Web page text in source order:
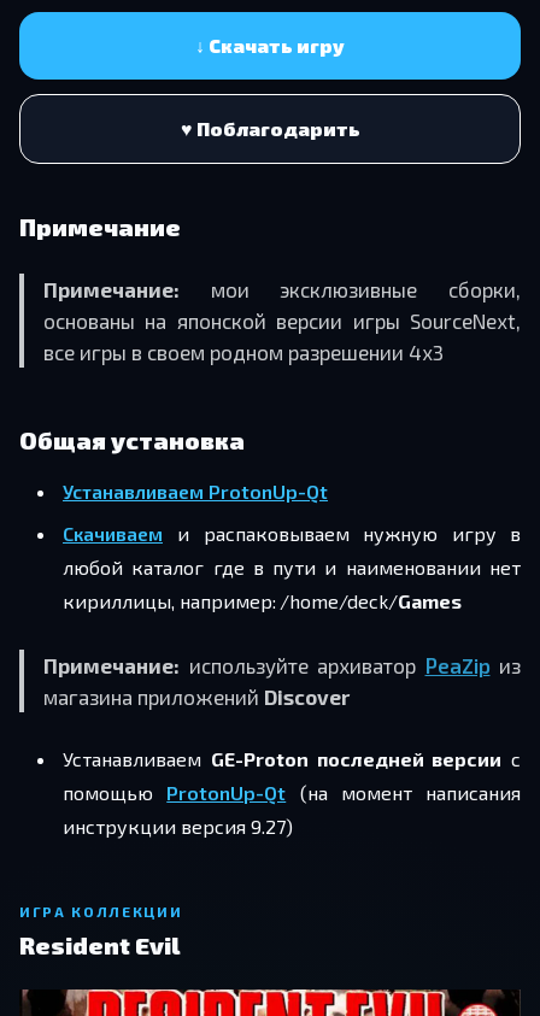
↓ Скачать игру
♥ Поблагодарить
Примечание
Примечание: мои эксклюзивные сборки,
основаны на японской версии игры SourceNext,
все игры в своем родном разрешении 4x3
Общая установка
Устанавливаем ProtonUp-Qt
Скачиваем и распаковываем нужную игру
в
любой каталог где в пути и наименовании нет
кириллицы, например: /home/deck/Games
Примечание: используйте архиватор PeaZip из
магазина приложений Discover
Устанавливаем GE-Proton последней версии c
помощью ProtonUp-Qt (на момент написания
инструкции версия 9.27)
ИГРА КОЛЛЕКЦИИ
Resident Evil